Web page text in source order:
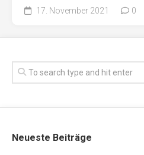
17. November 2021 0
Neueste Beiträge